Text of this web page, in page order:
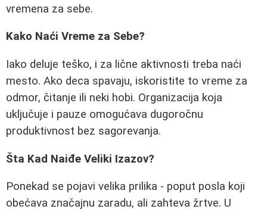
vremena za sebe.
Kako Naći Vreme za Sebe?
Iako deluje teško, i za lične aktivnosti treba naći
mesto. Ako deca spavaju, iskoristite to vreme za
odmor, čitanje ili neki hobi. Organizacija koja
uključuje i pauze omogućava dugoročnu
produktivnost bez sagorevanja.
Šta Kad Naiđe Veliki Izazov?
Ponekad se pojavi velika prilika - poput posla koji
obećava značajnu zaradu, ali zahteva žrtve. U